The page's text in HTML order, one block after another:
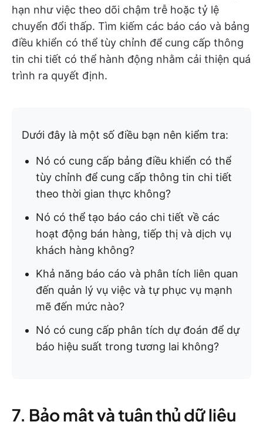
hạn như việc theo dõi chậm trễ hoặc tỷ lệ
chuyển đổi thấp. Tìm kiếm các báo cáo và bảng
điều khiển có thể tùy chỉnh để cung cấp thông
tin chi tiết có thể hành động nhằm cải thiện quá
trình ra quyết định.
Dưới đây là một số điều bạn nên kiểm tra:
Nó có cung cấp bảng điều khiển có thể
tùy chỉnh để cung cấp thông tin chi tiết
theo thời gian thực không?
Nó có thể tạo báo cáo chi tiết về các
hoạt động bán hàng, tiếp thị và dịch vụ
khách hàng không?
Khả năng báo cáo và phân tích liên quan
đến quản lý vụ việc và tự phục vụ mạnh
mẽ đến mức nào?
Nó có cung cấp phân tích dự đoán để dự
báo hiệu suất trong tương lai không?
7. Bảo mật và tuân thủ dữ liệu